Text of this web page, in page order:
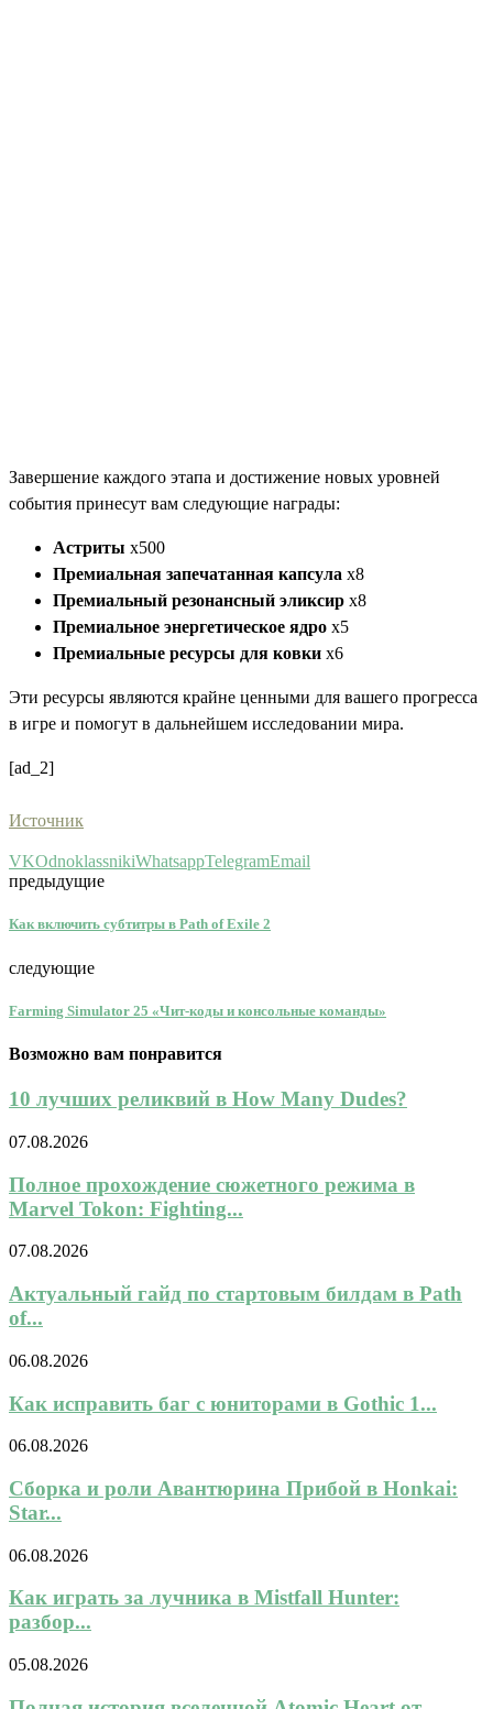
Завершение каждого этапа и достижение новых уровней
события принесут вам следующие награды:
Астриты x500
Премиальная запечатанная капсула x8
Премиальный резонансный эликсир x8
Премиальное энергетическое ядро x5
Премиальные ресурсы для ковки x6
Эти ресурсы являются крайне ценными для вашего прогресса
в игре и помогут в дальнейшем исследовании мира.
[ad_2]
Источник
VKOdnoklassnikiWhatsappTelegramEmail
предыдущие
Как включить субтитры в Path of Exile 2
следующие
Farming Simulator 25 «Чит-коды и консольные команды»
Возможно вам понравится
10 лучших реликвий в How Many Dudes?
07.08.2026
Полное прохождение сюжетного режима в
Marvel Tokon: Fighting...
07.08.2026
Актуальный гайд по стартовым билдам в Path
of...
06.08.2026
Как исправить баг с юниторами в Gothic 1...
06.08.2026
Сборка и роли Авантюрина Прибой в Honkai:
Star...
06.08.2026
Как играть за лучника в Mistfall Hunter:
разбор...
05.08.2026